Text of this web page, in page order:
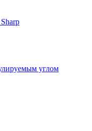
углом